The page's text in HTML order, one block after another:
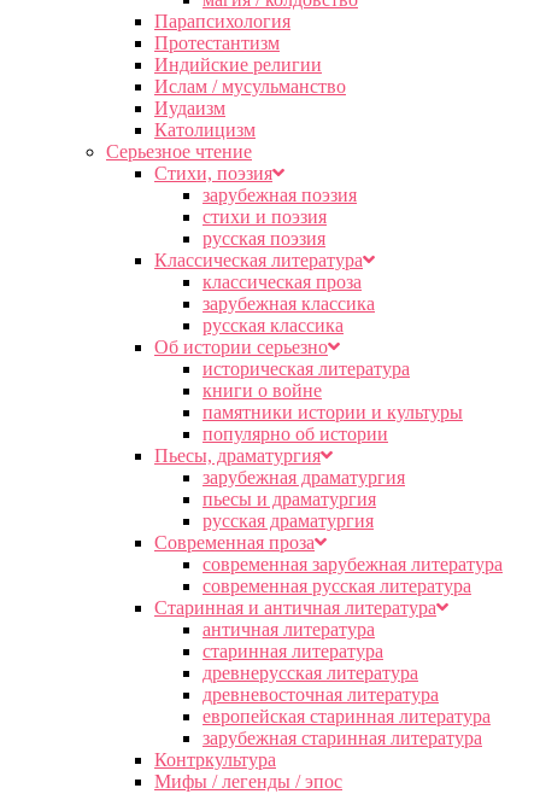
Парапсихология
Протестантизм
Индийские религии
Ислам / мусульманство
Иудаизм
Католицизм
Серьезное чтение
Cтихи, поэзия
зарубежная поэзия
стихи и поэзия
русская поэзия
Классическая литература
классическая проза
зарубежная классика
русская классика
Об истории серьезно
историческая литература
книги о войне
памятники истории и культуры
популярно об истории
Пьесы, драматургия
зарубежная драматургия
пьесы и драматургия
русская драматургия
Современная проза
современная зарубежная литература
современная русская литература
Старинная и античная литература
античная литература
старинная литература
древнерусская литература
древневосточная литература
европейская старинная литература
зарубежная старинная литература
Контркультура
Мифы / легенды / эпос